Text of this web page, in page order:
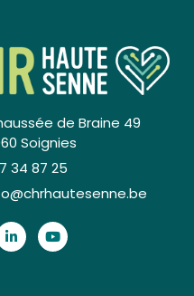
de Braine 49
Soignies
34 87 25